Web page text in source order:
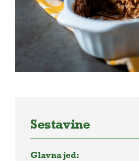
Sestavine
Glavna jed: